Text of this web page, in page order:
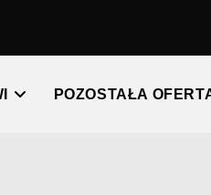
POZOSTAŁA